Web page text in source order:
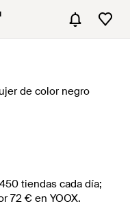
de color negro
tiendas cada día;
72 € en YOOX.